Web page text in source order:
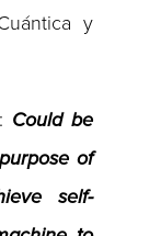
y
Could be
of
self-